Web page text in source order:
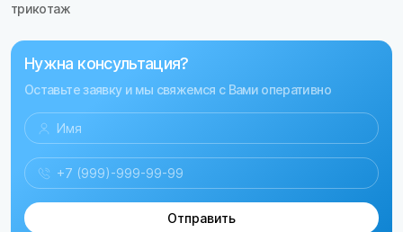
трикотаж
Нужна консультация?
Оставьте заявку и мы свяжемся с Вами оперативно
Отправить